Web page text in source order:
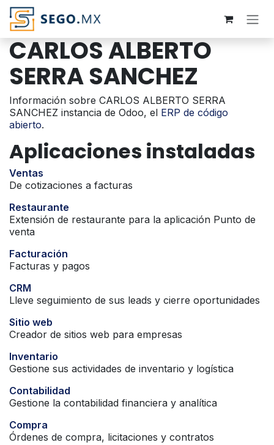
Ir al contenido
CARLOS ALBERTO
SERRA SANCHEZ
Información sobre CARLOS ALBERTO SERRA
SANCHEZ instancia de Odoo, el ERP de código
abierto.
Aplicaciones instaladas
Ventas
De cotizaciones a facturas
Restaurante
Extensión de restaurante para la aplicación Punto de
venta
Facturación
Facturas y pagos
CRM
Lleve seguimiento de sus leads y cierre oportunidades
Sitio web
Creador de sitios web para empresas
Inventario
Gestione sus actividades de inventario y logística
Contabilidad
Gestione la contabilidad financiera y analítica
Compra
Órdenes de compra, licitaciones y contratos